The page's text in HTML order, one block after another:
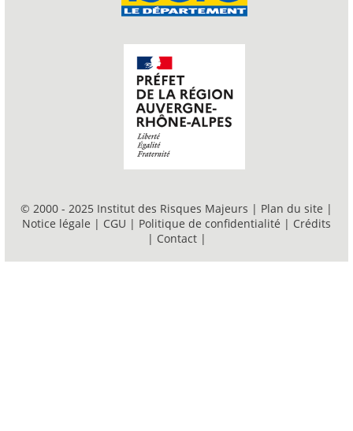
© 2000 - 2025 Institut des Risques Majeurs | Plan du site |
Notice légale | CGU | Politique de confidentialité | Crédits
| Contact |